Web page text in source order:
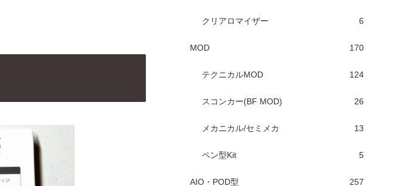
クリアロマイザー 6
MOD 170
テクニカルMOD 124
スコンカー(BF MOD) 26
メカニカル/セミメカ 13
ペン型Kit 5
AIO・POD型 257